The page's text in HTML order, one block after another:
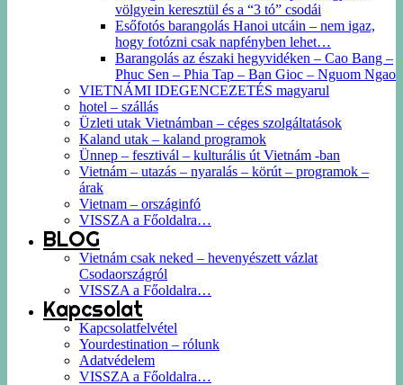
völgyein keresztül és a “3 tó” csodái
Esőfotós barangolás Hanoi utcáin – nem igaz,
hogy fotózni csak napfényben lehet…
Barangolás az északi hegyvidéken – Cao Bang –
Phuc Sen – Phia Tap – Ban Gioc – Nguom Ngao
VIETNÁMI IDEGENCEZETÉS magyarul
hotel – szállás
Üzleti utak Vietnámban – céges szolgáltatások
Kaland utak – kaland programok
Ünnep – fesztivál – kulturális út Vietnám -ban
Vietnám – utazás – nyaralás – körút – programok –
árak
Vietnam – országinfó
VISSZA a Főoldalra…
BLOG
Vietnám csak neked – hevenyészett vázlat
Csodaországról
VISSZA a Főoldalra…
Kapcsolat
Kapcsolatfelvétel
Yourdestination – rólunk
Adatvédelem
VISSZA a Főoldalra…